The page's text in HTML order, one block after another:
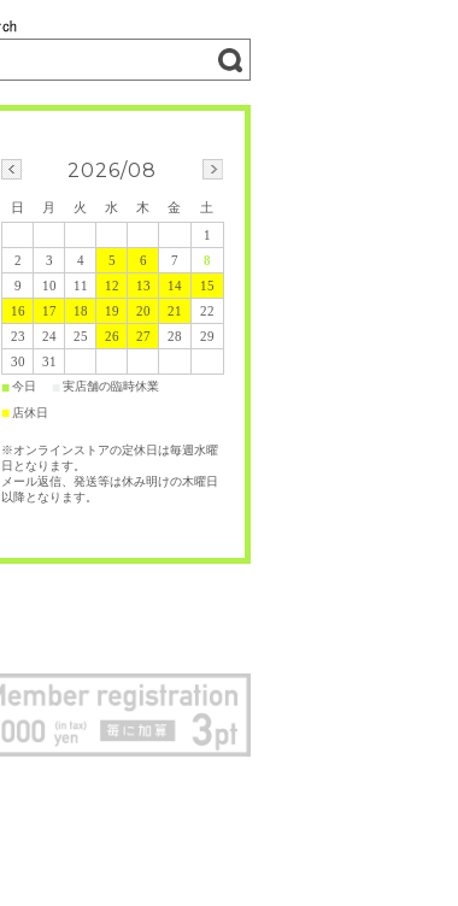
2026/08
日 月 火 水 木 金
土
1
2
3 4 5 6 7
8
9
10 11 12 13 14
15
16
17 18 19 20 21
22
23
24 25 26 27 28
29
30
31
■今日 実店舗の臨時休業
■ 店休日
※オンラインストアの定休日は毎週水曜
日となります。
メール返信、発送等は休み明けの木曜日
以降となります。